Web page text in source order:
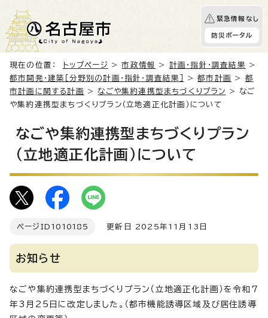
緊急情報なし
防災ポータル
現在の位置： トップページ >市政情報 > 計画・指針・調査結果
>
都市開発・建築［分野別の計画・指針・調査結果］
>都市計画 > 都
市計画に関する計画
>なごや集約連携型まちづくりプラン
> なご
や集約連携型まちづくりプラン（立地適正化計画）について
なごや集約連携型まちづくりプラン
（立地適正化計画）について
ページID 1010185 更新日 2025年11月13日
お知らせ
なごや集約連携型まちづくりプラン（立地適正化計画）を令和7
年3月25日に改定しました。（都市機能誘導区域及び居住誘導